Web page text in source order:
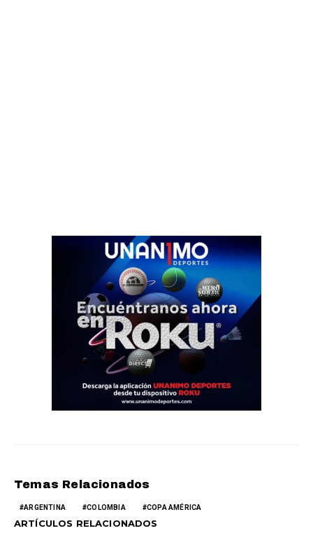
Temas Relacionados
ARGENTINA COLOMBIA COPA AMÉRICA
ARTÍCULOS RELACIONADOS